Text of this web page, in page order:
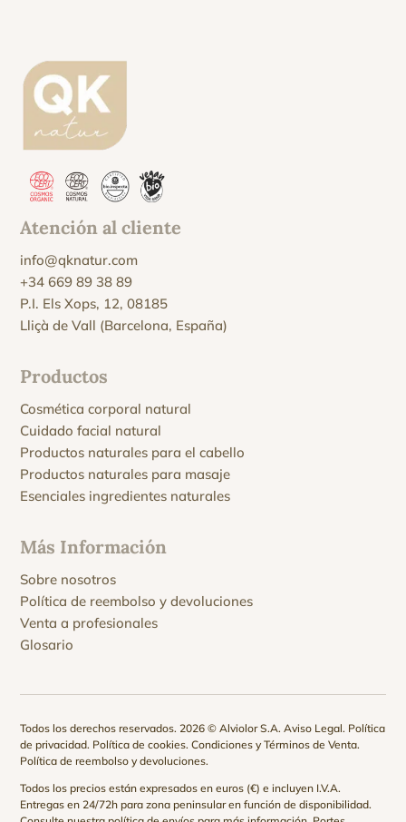
Atención al cliente
info@qknatur.com
+34 669 89 38 89
P.I. Els Xops, 12, 08185
Lliçà de Vall (Barcelona, España)
Productos
Cosmética corporal natural
Cuidado facial natural
Productos naturales para el cabello
Productos naturales para masaje
Esenciales ingredientes naturales
Más Información
Sobre nosotros
Política de reembolso y devoluciones
Venta a profesionales
Glosario
Todos los derechos reservados. 2026 © Alviolor S.A.Aviso Legal. Política
de privacidad. Política de cookies.Condiciones y Términos de Venta.
Política de reembolso y devoluciones.
Todos los precios están expresados en euros (€) e incluyen I.V.A.
Entregas en 24/72h para zona peninsular en función de disponibilidad.